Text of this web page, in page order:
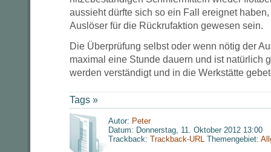
aussieht dürfte sich so ein Fall ereignet
Auslöser für die Rückrufaktion gewesen sein.
Die Überprüfung selbst oder wenn nötig der
maximal eine Stunde dauern und ist natürlich
werden verständigt und in die Werkstätte
Tags »
Autor: Peter
Datum: Donnerstag, 11. Oktober 2012 13:00
Trackback: Trackback-URL Themengebiet: